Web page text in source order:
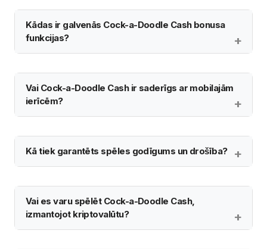
Kādas ir galvenās Cock-a-Doodle Cash bonusa
funkcijas?
Vai Cock-a-Doodle Cash ir saderīgs ar mobilajām
ierīcēm?
Kā tiek garantēts spēles godīgums un drošība?
Vai es varu spēlēt Cock-a-Doodle Cash,
izmantojot kriptovalūtu?